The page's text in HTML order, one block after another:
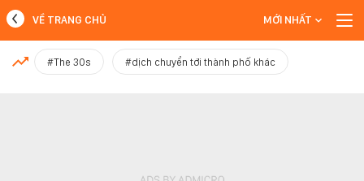
MỚI NHẤT
VỀ TRANG CHỦ MỚI NHẤT
#The 30s #dịch chuyển tới thành phố khác